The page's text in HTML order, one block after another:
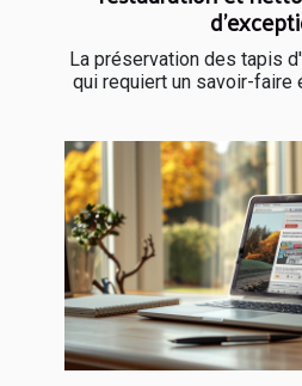
La préservation des tapis
qui requiert un savoir-faire